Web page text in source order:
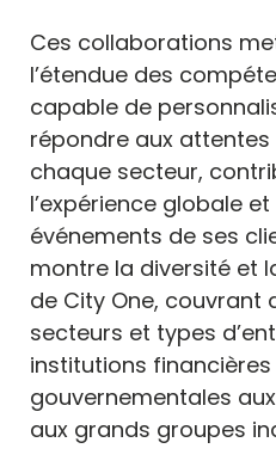
Ces collaborations
l’étendue des
capable de
répondre aux
chaque secteur,
l’expérience globale
événements de ses
montre la diversité et
de City One, couvrant
secteurs et types
institutions financières
gouvernementales
aux grands groupes